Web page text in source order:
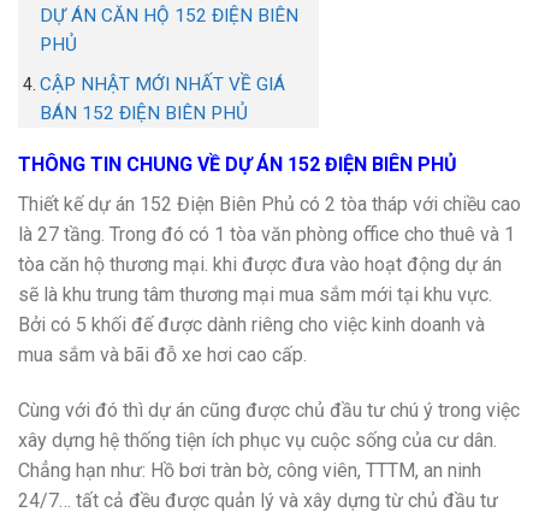
DỰ ÁN CĂN HỘ 152 ĐIỆN BIÊN
PHỦ
CẬP NHẬT MỚI NHẤT VỀ GIÁ
BÁN 152 ĐIỆN BIÊN PHỦ
THÔNG TIN CHUNG VỀ DỰ ÁN 152 ĐIỆN BIÊN PHỦ
Thiết kế dự án 152 Điện Biên Phủ có 2 tòa tháp với chiều cao
là 27 tầng. Trong đó có 1 tòa văn phòng office cho thuê và 1
tòa căn hộ thương mại. khi được đưa vào hoạt động dự án
sẽ là khu trung tâm thương mại mua sắm mới tại khu vực.
Bởi có 5 khối đế được dành riêng cho việc kinh doanh và
mua sắm và bãi đỗ xe hơi cao cấp.
Cùng với đó thì dự án cũng được chủ đầu tư chú ý trong việc
xây dựng hệ thống tiện ích phục vụ cuộc sống của cư dân.
Chẳng hạn như: Hồ bơi tràn bờ, công viên, TTTM, an ninh
24/7… tất cả đều được quản lý và xây dựng từ chủ đầu tư